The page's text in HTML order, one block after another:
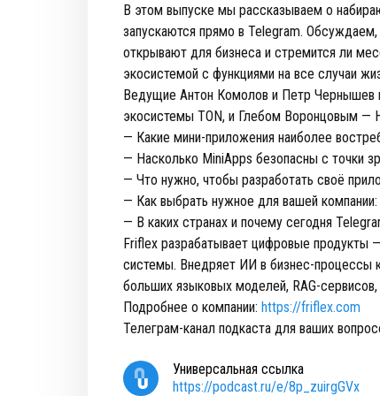
В этом выпуске мы рассказываем о
запускаются прямо в Telegram.
открывают для бизнеса и стремится ли
экосистемой с функциями на все случаи
Ведущие Антон Комолов и Петр Чернышев
экосистемы TON, и Глебом Воронцовым —
— Какие мини-приложения наиболее
— Насколько MiniApps безопасны с точки
— Что нужно, чтобы разработать своё
— Как выбрать нужное для вашей
— В каких странах и почему сегодня
Friflex разрабатывает цифровые продукты
системы. Внедряет ИИ в бизнес-процессы
больших языковых моделей, RAG-
Подробнее о компании: https://friflex.com
Телеграм-канал подкаста для ваших
Универсальная ссылка
https://podcast.ru/e/8p_zuirgGVx